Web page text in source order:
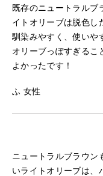
既存のニュートラルブ
イトオリーブは脱色し
馴染みやすく、使いや
オリーブっぽすぎるこ
よかったです！
ふ 女性
ニュートラルブラウン
いライトオリーブは、